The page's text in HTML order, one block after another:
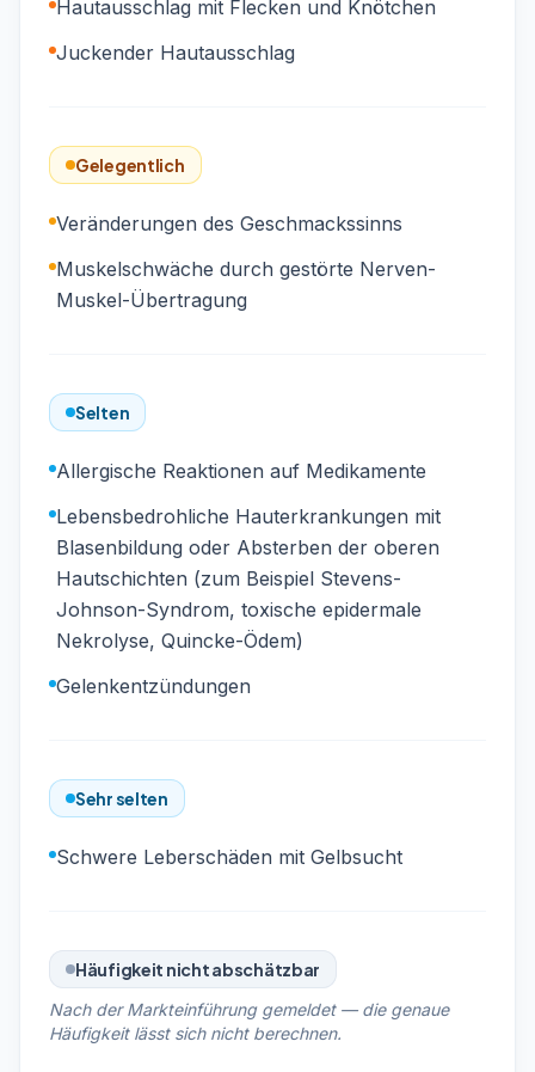
Hautausschlag mit Flecken und Knötchen
Juckender Hautausschlag
Gelegentlich
Veränderungen des Geschmackssinns
Muskelschwäche durch gestörte Nerven-
Muskel-Übertragung
Selten
Allergische Reaktionen auf Medikamente
Lebensbedrohliche Hauterkrankungen mit
Blasenbildung oder Absterben der oberen
Hautschichten (zum Beispiel Stevens-
Johnson-Syndrom, toxische epidermale
Nekrolyse, Quincke-Ödem)
Gelenkentzündungen
Sehr selten
Schwere Leberschäden mit Gelbsucht
Häufigkeit nicht abschätzbar
Nach der Markteinführung gemeldet — die genaue
Häufigkeit lässt sich nicht berechnen.